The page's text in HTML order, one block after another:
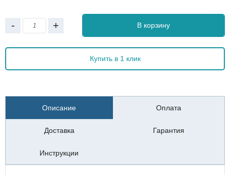
- + В корзину
Купить в 1 клик
Описание Оплата
Доставка Гарантия
Инструкции